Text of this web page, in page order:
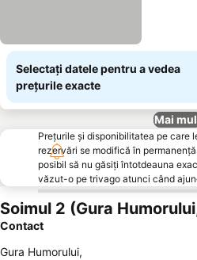
Selectați datele pentru a vedea
prețurile exacte
Mai
Prețurile și disponibilitatea pe care
rezervări se modifică în
posibil să nu găsiți întotdeauna
văzut-o pe trivago atunci când
Soimul 2 (Gura
Contact
Gura Humorului,